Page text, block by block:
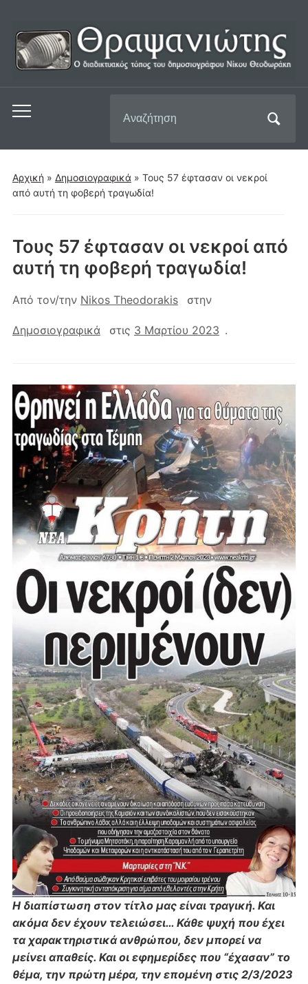
Εναλλαγή
μενού
για
κινητά
για:
Αρχική » Δημοσιογραφικά » Τους 57 έφτασαν οι νεκροί
από αυτή τη φοβερή τραγωδία!
Τους 57 έφτασαν οι νεκροί από
αυτή τη φοβερή τραγωδία!
Από τον/την Nikos Theodorakis στην
Δημοσιογραφικά στις 3 Μαρτίου 2023 .
Η διαπίστωση στον τίτλο μας είναι τραγική. Και
ακόμα δεν έχουν τελειώσει… Κάθε ψυχή που έχει
τα χαρακτηριστικά ανθρώπου, δεν μπορεί να
μείνει απαθείς. Και οι εφημερίδες που “έχασαν” το
θέμα, την πρώτη μέρα, την επομένη στις 2/3/2023